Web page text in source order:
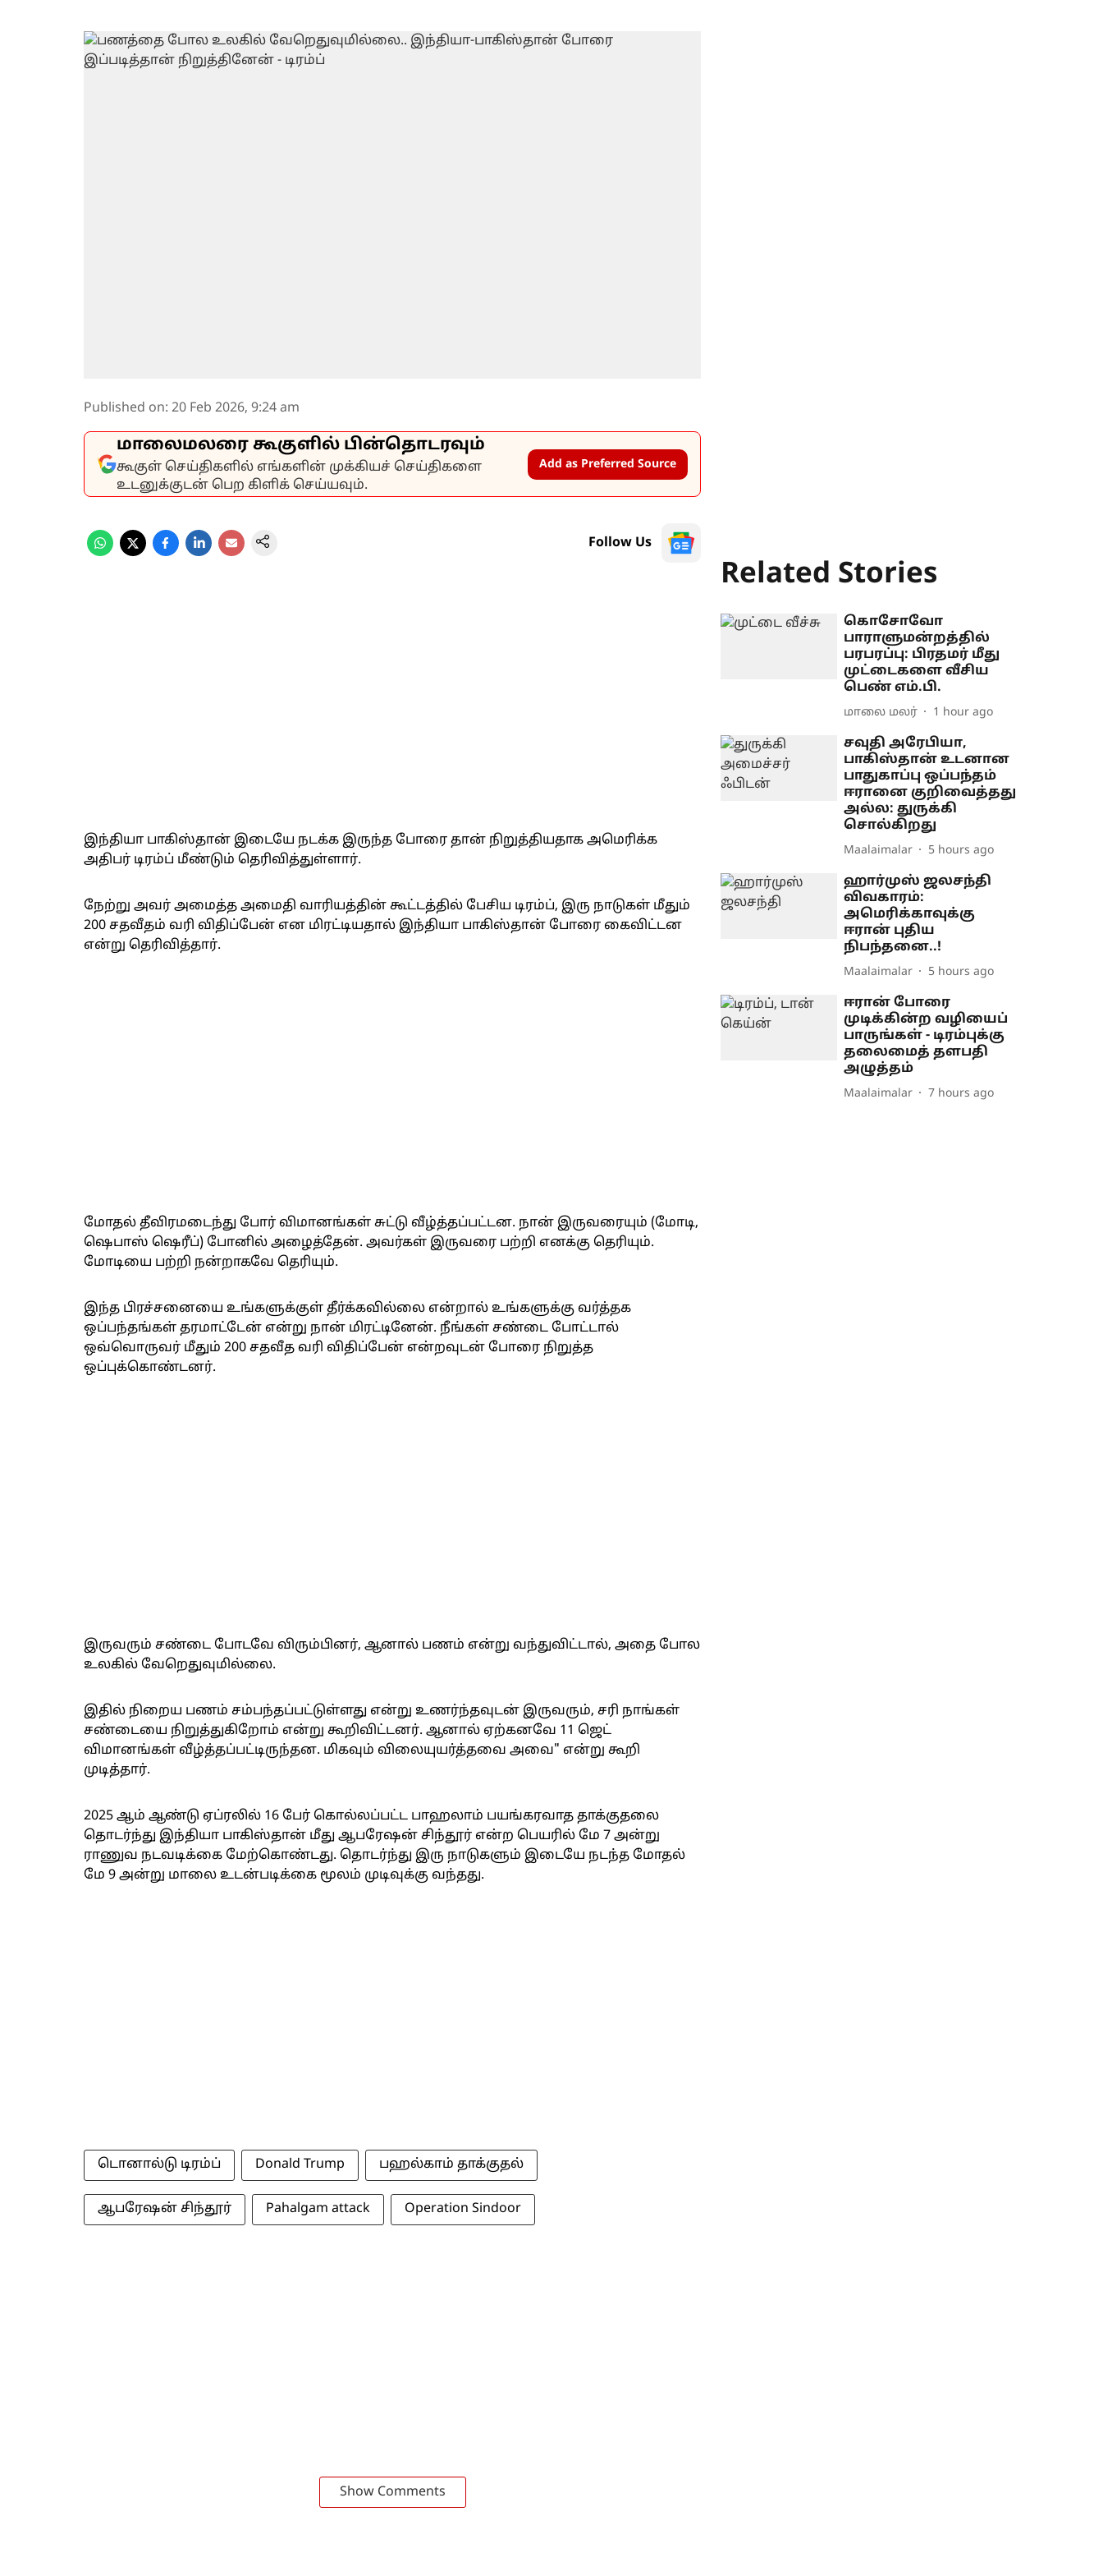
Published on: 20 Feb 2026, 9:24 am
மாலைமலரை கூகுளில் பின்தொடரவும்
கூகுள் செய்திகளில் எங்களின் முக்கியச் செய்திகளை
உடனுக்குடன் பெற கிளிக் செய்யவும்.
Add as Preferred Source
Follow Us
இந்தியா பாகிஸ்தான் இடையே நடக்க இருந்த போரை தான் நிறுத்தியதாக அமெரிக்க
அதிபர் டிரம்ப் மீண்டும் தெரிவித்துள்ளார்.
நேற்று அவர் அமைத்த அமைதி வாரியத்தின் கூட்டத்தில் பேசிய டிரம்ப், இரு நாடுகள் மீதும்
200 சதவீதம் வரி விதிப்பேன் என மிரட்டியதால் இந்தியா பாகிஸ்தான் போரை கைவிட்டன
என்று தெரிவித்தார்.
மோதல் தீவிரமடைந்து போர் விமானங்கள் சுட்டு வீழ்த்தப்பட்டன. நான் இருவரையும் (மோடி,
ஷெபாஸ் ஷெரீப்) போனில் அழைத்தேன். அவர்கள் இருவரை பற்றி எனக்கு தெரியும்.
மோடியை பற்றி நன்றாகவே தெரியும்.
இந்த பிரச்சனையை உங்களுக்குள் தீர்க்கவில்லை என்றால் உங்களுக்கு வர்த்தக
ஒப்பந்தங்கள் தரமாட்டேன் என்று நான் மிரட்டினேன். நீங்கள் சண்டை போட்டால்
ஒவ்வொருவர் மீதும் 200 சதவீத வரி விதிப்பேன் என்றவுடன் போரை நிறுத்த
ஒப்புக்கொண்டனர்.
இருவரும் சண்டை போடவே விரும்பினர், ஆனால் பணம் என்று வந்துவிட்டால், அதை போல
உலகில் வேறெதுவுமில்லை.
இதில் நிறைய பணம் சம்பந்தப்பட்டுள்ளது என்று உணர்ந்தவுடன் இருவரும், சரி நாங்கள்
சண்டையை நிறுத்துகிறோம் என்று கூறிவிட்டனர். ஆனால் ஏற்கனவே 11 ஜெட்
விமானங்கள் வீழ்த்தப்பட்டிருந்தன. மிகவும் விலையுயர்த்தவை அவை" என்று கூறி
முடித்தார்.
2025 ஆம் ஆண்டு ஏப்ரலில் 16 பேர் கொல்லப்பட்ட பாஹலாம் பயங்கரவாத தாக்குதலை
தொடர்ந்து இந்தியா பாகிஸ்தான் மீது ஆபரேஷன் சிந்தூர் என்ற பெயரில் மே 7 அன்று
ராணுவ நடவடிக்கை மேற்கொண்டது. தொடர்ந்து இரு நாடுகளும் இடையே நடந்த மோதல்
மே 9 அன்று மாலை உடன்படிக்கை மூலம் முடிவுக்கு வந்தது.
டொனால்டு டிரம்ப் Donald Trump பஹல்காம் தாக்குதல்
ஆபரேஷன் சிந்தூர் Pahalgam attack Operation Sindoor
Show Comments
Related Stories
கொசோவோ
பாராளுமன்றத்தில்
பரபரப்பு: பிரதமர் மீது
முட்டைகளை வீசிய
பெண் எம்.பி.
மாலை மலர் 1 hour ago
சவுதி அரேபியா,
பாகிஸ்தான் உடனான
பாதுகாப்பு ஒப்பந்தம்
ஈரானை குறிவைத்தது
அல்ல: துருக்கி
சொல்கிறது
Maalaimalar 5 hours ago
ஹார்முஸ் ஜலசந்தி
விவகாரம்:
அமெரிக்காவுக்கு
ஈரான் புதிய
நிபந்தனை..!
Maalaimalar 5 hours ago
ஈரான் போரை
முடிக்கின்ற வழியைப்
பாருங்கள் - டிரம்புக்கு
தலைமைத் தளபதி
அழுத்தம்
Maalaimalar 7 hours ago